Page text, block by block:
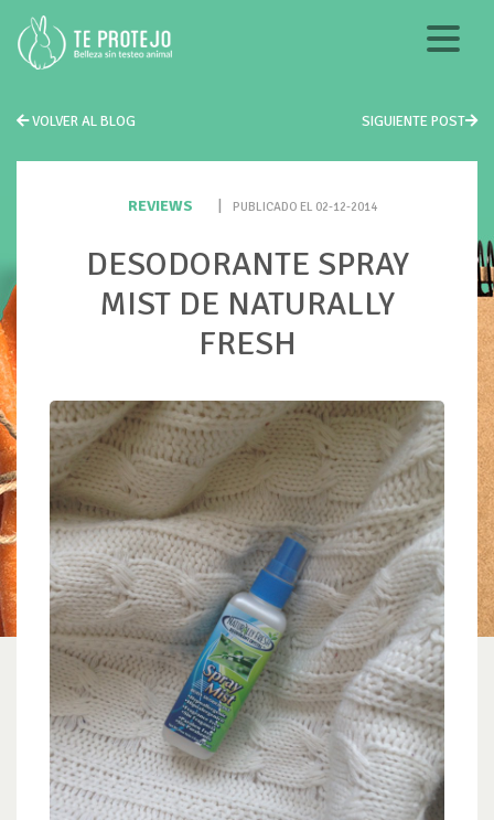
VOLVER AL BLOG SIGUIENTE POST
REVIEWS PUBLICADO EL 02-12-2014
DESODORANTE SPRAY
MIST DE NATURALLY
FRESH